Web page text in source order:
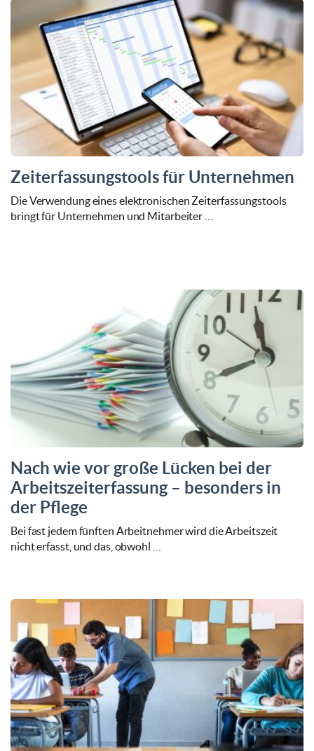
Zeiterfassungstools für Unternehmen
Die Verwendung eines elektronischen Zeiterfassungstools
bringt für Unternehmen und Mitarbeiter …
Nach wie vor große Lücken bei der
Arbeitszeiterfassung – besonders in
der Pflege
Bei fast jedem fünften Arbeitnehmer wird die Arbeitszeit
nicht erfasst, und das, obwohl …